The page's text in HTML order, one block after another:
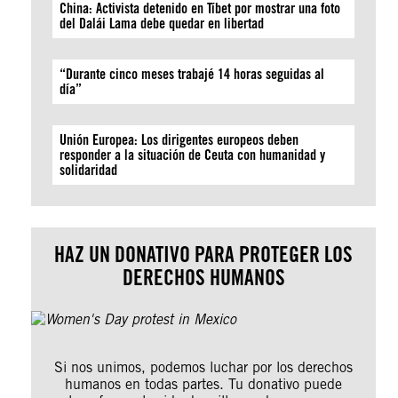
China: Activista detenido en Tíbet por mostrar una foto
del Dalái Lama debe quedar en libertad
“Durante cinco meses trabajé 14 horas seguidas al
día”
Unión Europea: Los dirigentes europeos deben
responder a la situación de Ceuta con humanidad y
solidaridad
HAZ UN DONATIVO PARA PROTEGER LOS
DERECHOS HUMANOS
Si nos unimos, podemos luchar por los derechos
humanos en todas partes. Tu donativo puede